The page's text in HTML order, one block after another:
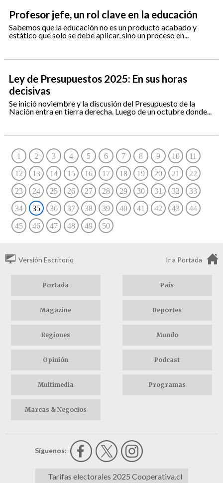
Profesor jefe, un rol clave en la educación
Sabemos que la educación no es un producto acabado y
estático que solo se debe aplicar, sino un proceso en...
Ley de Presupuestos 2025: En sus horas
decisivas
Se inició noviembre y la discusión del Presupuesto de la
Nación entra en tierra derecha. Luego de un octubre donde...
1 2 3 4 5 6 7 8 9 10 11
12 13 14 15 16 17 18 19 20 21 22
23 24 25 26 27 28 29 30 31 32 33
34 35 36 37 38 39 40 41 42 43 44
45 46 47 48 49 50
Versión Escritorio Ir a Portada
Portada País
Magazine Deportes
Regiones Mundo
Opinión Podcast
Multimedia Programas
Marcas & Negocios
Síguenos:
Tarifas electorales 2025 Cooperativa.cl